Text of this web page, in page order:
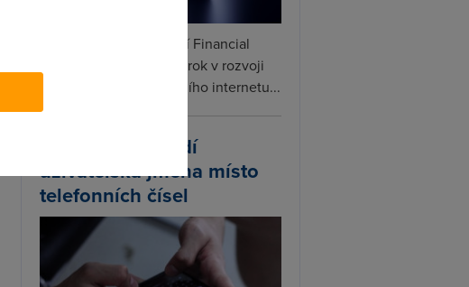
SpaceX podle informací Financial
Times připravuje další krok v rozvoji
Starlinku. Vedle satelitního internetu...
WhatsApp zavádí
uživatelská jména místo
telefonních čísel